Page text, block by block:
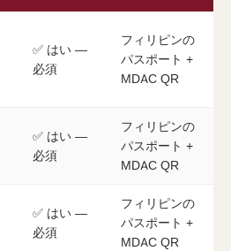
✅ はい —
必須
フィリピンの
パスポート +
MDAC QR
✅ はい —
必須
フィリピンの
パスポート +
MDAC QR
✅ はい —
必須
フィリピンの
パスポート +
MDAC QR